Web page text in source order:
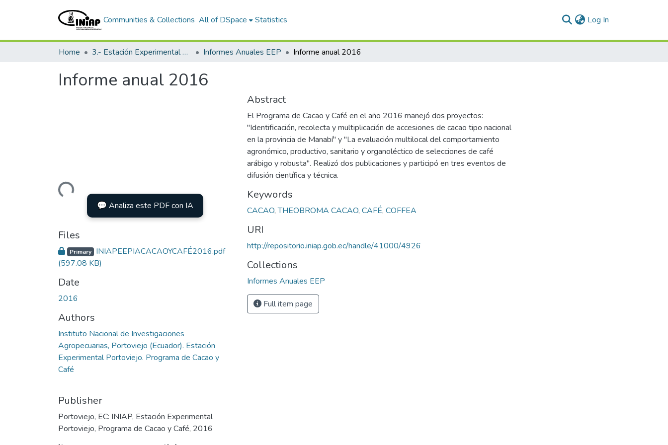
Communities & Collections All of DSpace Statistics Log In
Home 3.- Estación Experimental Portoviejo Informes Anuales EEP Informe anual 2016
Informe anual 2016
Loading...
💬 Analiza este PDF con IA
Files
Primary INIAPEEPIACACAOYCAFÉ2016.pdf
(597.08 KB)
Date
2016
Authors
Instituto Nacional de Investigaciones
Agropecuarias, Portoviejo (Ecuador). Estación
Experimental Portoviejo. Programa de Cacao y
Café
Publisher
Portoviejo, EC: INIAP, Estación Experimental
Portoviejo, Programa de Cacao y Café, 2016
Abstract
El Programa de Cacao y Café en el año 2016 manejó dos proyectos:
"Identificación, recolecta y multiplicación de accesiones de cacao tipo nacional
en la provincia de Manabí" y "La evaluación multilocal del comportamiento
agronómico, productivo, sanitario y organoléctico de selecciones de café
arábigo y robusta". Realizó dos publicaciones y participó en tres eventos de
difusión científica y técnica.
Keywords
CACAO,THEOBROMA CACAO, CAFÉ, COFFEA
URI
http://repositorio.iniap.gob.ec/handle/41000/4926
Collections
Informes Anuales EEP
Full item page